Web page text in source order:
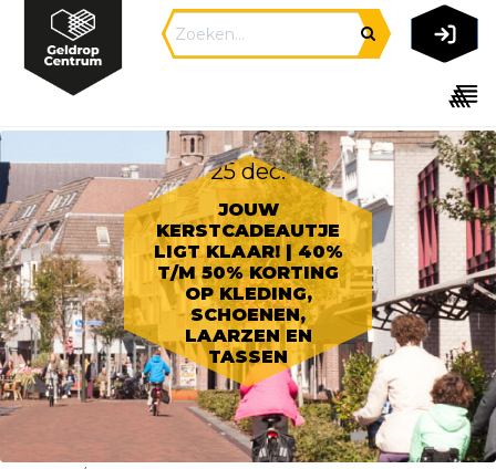
25 dec.
JOUW
KERSTCADEAUTJE
LIGT KLAAR! | 40%
T/M 50% KORTING
OP KLEDING,
SCHOENEN,
LAARZEN EN
TASSEN